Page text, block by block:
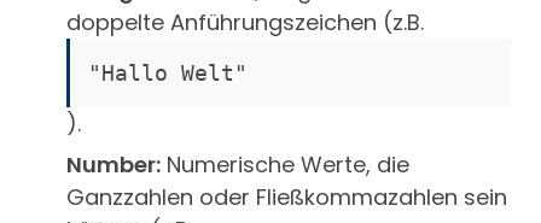
doppelte Anführungszeichen (z.B.
"Hallo Welt"
).
Number: Numerische Werte, die
Ganzzahlen oder Fließkommazahlen sein